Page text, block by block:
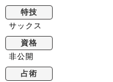
特技
サックス
資格
非公開
占術